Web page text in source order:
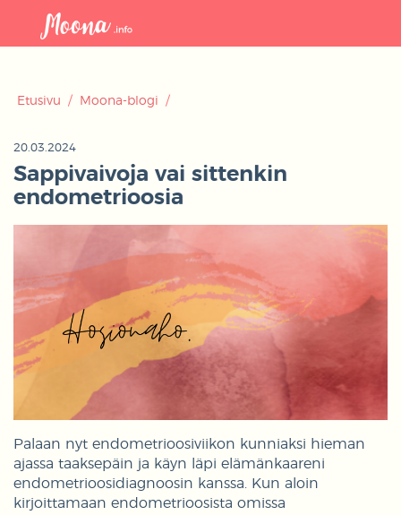
Etusivu / Moona-blogi /
20.03.2024
Sappivaivoja vai sittenkin
endometrioosia
Palaan nyt endometrioosiviikon kunniaksi hieman
ajassa taaksepäin ja käyn läpi elämänkaareni
endometrioosidiagnoosin kanssa. Kun aloin
kirjoittamaan endometrioosista omissa